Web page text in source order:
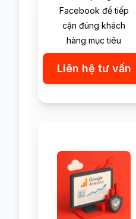
Facebook để tiếp
cận đúng khách
hàng mục tiêu
Liên hệ tư vấn